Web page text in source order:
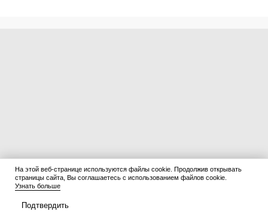
На этой веб-странице используются файлы cookie. Продолжив открывать
страницы сайта, Вы соглашаетесь с использованием файлов cookie.
Узнать больше
Подтвердить